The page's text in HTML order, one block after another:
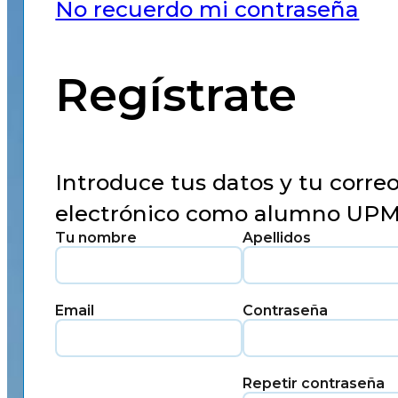
No recuerdo mi contraseña
Regístrate
Introduce tus datos y tu
electrónico como alumno
Tu nombre Apellidos
Email Contraseña
Repetir contraseña